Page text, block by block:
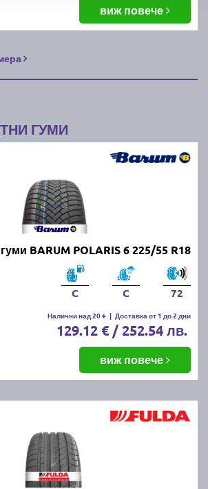
виж повече
ГУМИ
BARUM POLARIS 6 225/55 R18
C C 72
Налични над 20 + | Доставка от 1 до 2 дни
129.12 € / 252.54 лв.
виж повече